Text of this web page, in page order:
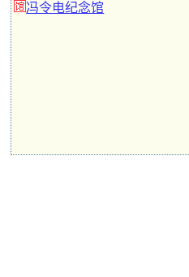
冯令电纪念馆